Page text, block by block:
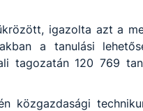
igazolta azt a
a tanulási
tagozatán 120 769
közgazdasági